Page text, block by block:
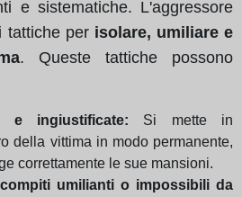
e sistematiche. L'aggressore
tattiche per isolare, umiliare e
. Queste tattiche possono
e ingiustificate: Si mette in
della vittima in modo permanente,
correttamente le sue mansioni.
umilianti o impossibili da